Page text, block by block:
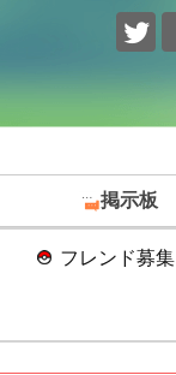
掲示板
フレンド募集